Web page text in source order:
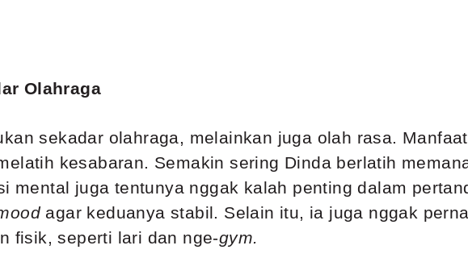
Olahraga
sekadar olahraga, melainkan juga olah rasa.
kesabaran. Semakin sering Dinda berlatih
mental juga tentunya nggak kalah penting dalam
agar keduanya stabil. Selain itu, ia juga nggak
fisik, seperti lari dan nge-gym.